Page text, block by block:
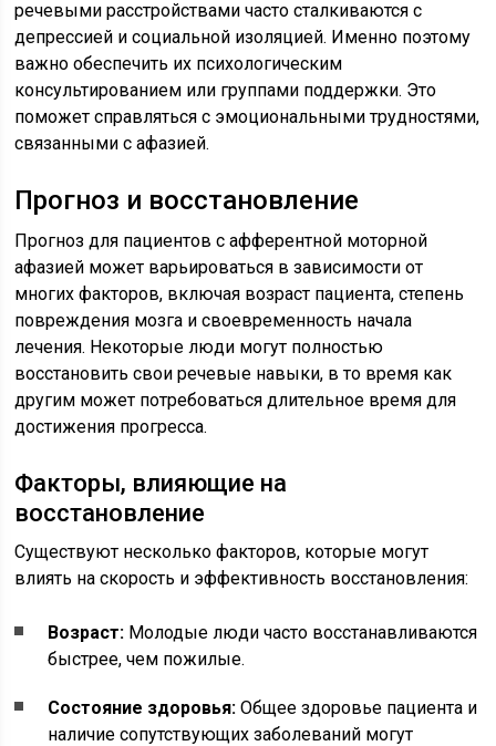
речевыми расстройствами часто сталкиваются с
депрессией и социальной изоляцией. Именно поэтому
важно обеспечить их психологическим
консультированием или группами поддержки. Это
поможет справляться с эмоциональными трудностями,
связанными с афазией.
Прогноз и восстановление
Прогноз для пациентов с афферентной моторной
афазией может варьироваться в зависимости от
многих факторов, включая возраст пациента, степень
повреждения мозга и своевременность начала
лечения. Некоторые люди могут полностью
восстановить свои речевые навыки, в то время как
другим может потребоваться длительное время для
достижения прогресса.
Факторы, влияющие на
восстановление
Существуют несколько факторов, которые могут
влиять на скорость и эффективность восстановления:
Возраст: Молодые люди часто восстанавливаются
быстрее, чем пожилые.
Состояние здоровья: Общее здоровье пациента и
наличие сопутствующих заболеваний могут